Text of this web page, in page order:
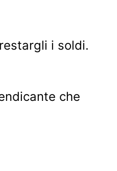
i soldi.
che